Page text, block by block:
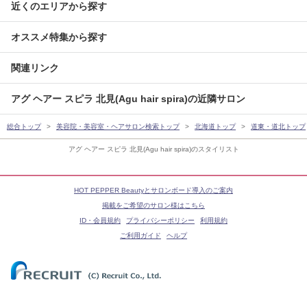
アグ ヘアー スピラ 北見(Agu hair spira)のスタイリスト
近くのエリアから探す
オススメ特集から探す
関連リンク
アグ ヘアー スピラ 北見(Agu hair spira)の近隣サロン
総合トップ 美容院・美容室・ヘアサロン検索トップ 北海道トップ 道東・道北トップ
HOT PEPPER Beautyとサロンボード導入のご案内
掲載をご希望のサロン様はこちら
ID・会員規約
プライバシーポリシー
利用規約
ご利用ガイド
ヘルプ